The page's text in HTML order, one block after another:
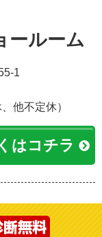
ールーム
1
他不定休）
はコチラ